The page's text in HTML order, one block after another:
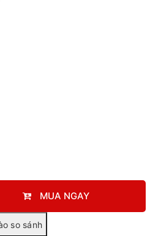
MUA NGAY